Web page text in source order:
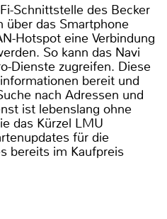
Schnittstelle des Becker
über das Smartphone
Hotspot eine Verbindung
So kann das Navi
Dienste zugreifen. Diese
bereit und
nach Adressen und
ist lebenslang ohne
das Kürzel LMU
für die
bereits im Kaufpreis